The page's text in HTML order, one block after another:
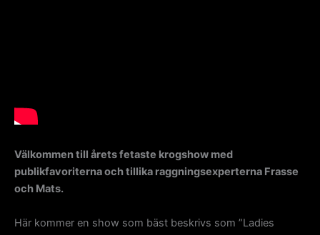
Välkommen till årets fetaste krogshow med
publikfavoriterna och tillika raggningsexperterna Frasse
och Mats.
Här kommer en show som bäst beskrivs som ”Ladies